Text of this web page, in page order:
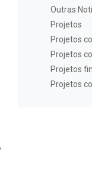
Outras
Projetos
Projetos
Projetos
Projetos
Projetos